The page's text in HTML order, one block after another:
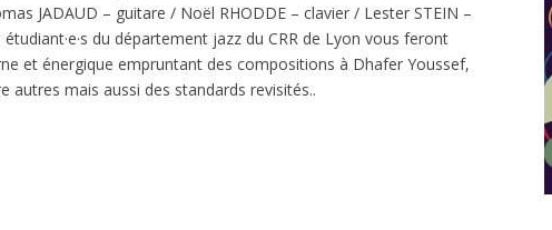
JADAUD – guitare / Noël RHODDE – clavier / Lester STEIN –
du département jazz du CRR de Lyon vous feront
et énergique empruntant des compositions à Dhafer Youssef,
autres mais aussi des standards revisités..